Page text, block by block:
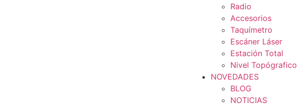
Radio
Accesorios
Taquímetro
Escáner Láser
Estación Total
Nivel Topógrafico
NOVEDADES
BLOG
NOTICIAS